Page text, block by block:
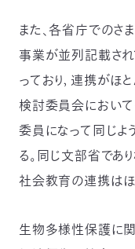
また、各省庁でのさ
事業が並列記載され
っており，連携がほ
検討委員会におい
委員になって同じよ
る。同じ文部省であ
社会教育の連携はほ
生物多様性保護に